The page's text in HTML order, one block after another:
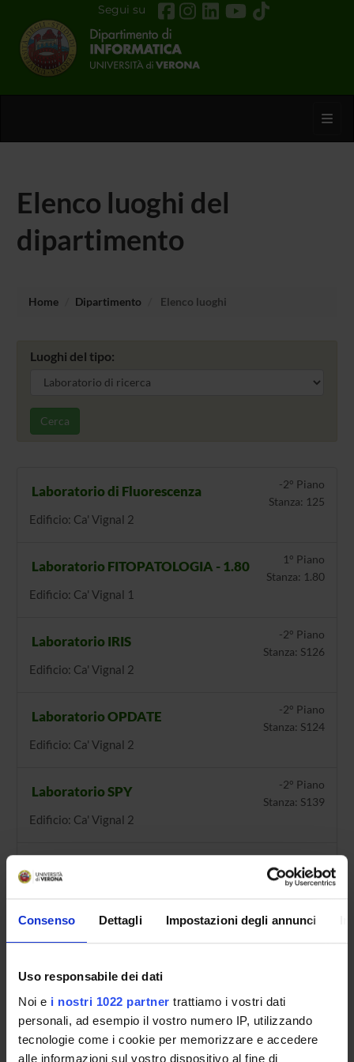
Consenso Dettagli Impostazioni degli annunci
Uso responsabile dei dati
Noi e i nostri 1022 partner trattiamo i vostri dati
personali, ad esempio il vostro numero IP, utilizzando
tecnologie come i cookie per memorizzare e accedere
alle informazioni sul vostro dispositivo al fine di
Segui su
Elenco luoghi del
dipartimento
Home Dipartimento Elenco luoghi
Luoghi del tipo:
Cerca
Laboratorio di Fluorescenza
-2° Piano
Stanza: 125
Edificio: Ca' Vignal 2
Laboratorio FITOPATOLOGIA - 1.80
1° Piano
Stanza: 1.80
Edificio: Ca' Vignal 1
Laboratorio IRIS
-2° Piano
Stanza: S126
Edificio: Ca' Vignal 2
Laboratorio OPDATE
-2° Piano
Stanza: S124
Edificio: Ca' Vignal 2
Laboratorio SPY
-2° Piano
Stanza: S139
Edificio: Ca' Vignal 2
-2° Piano
Stanza: S.140
Laboratorio VIPS
Edificio: Ca' Vignal 2
Stanza 2.22
2° Piano
Stanza: 22
Edificio: Ca' Vignal 2